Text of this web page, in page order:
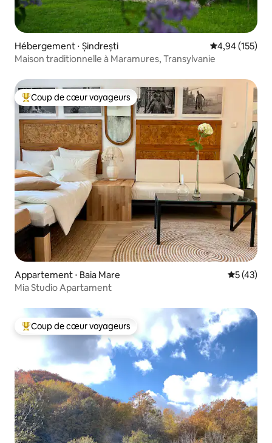
Hébergement ⋅ Șindrești Évaluation
4,94 (155)
Maison traditionnelle à Maramures, Transylvanie
Coups de cœur voyageurs les plus appréciés
Coup de cœur voyageurs
Appartement ⋅ Baia Mare
5 (43)
Mia Studio Apartament
Coups de cœur voyageurs les plus appréciés
Coup de cœur voyageurs